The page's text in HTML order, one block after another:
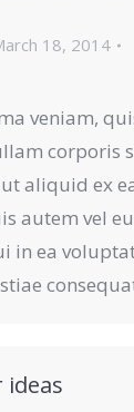
18, 2014
veniam,
corporis
aliquid ex
autem vel
in ea